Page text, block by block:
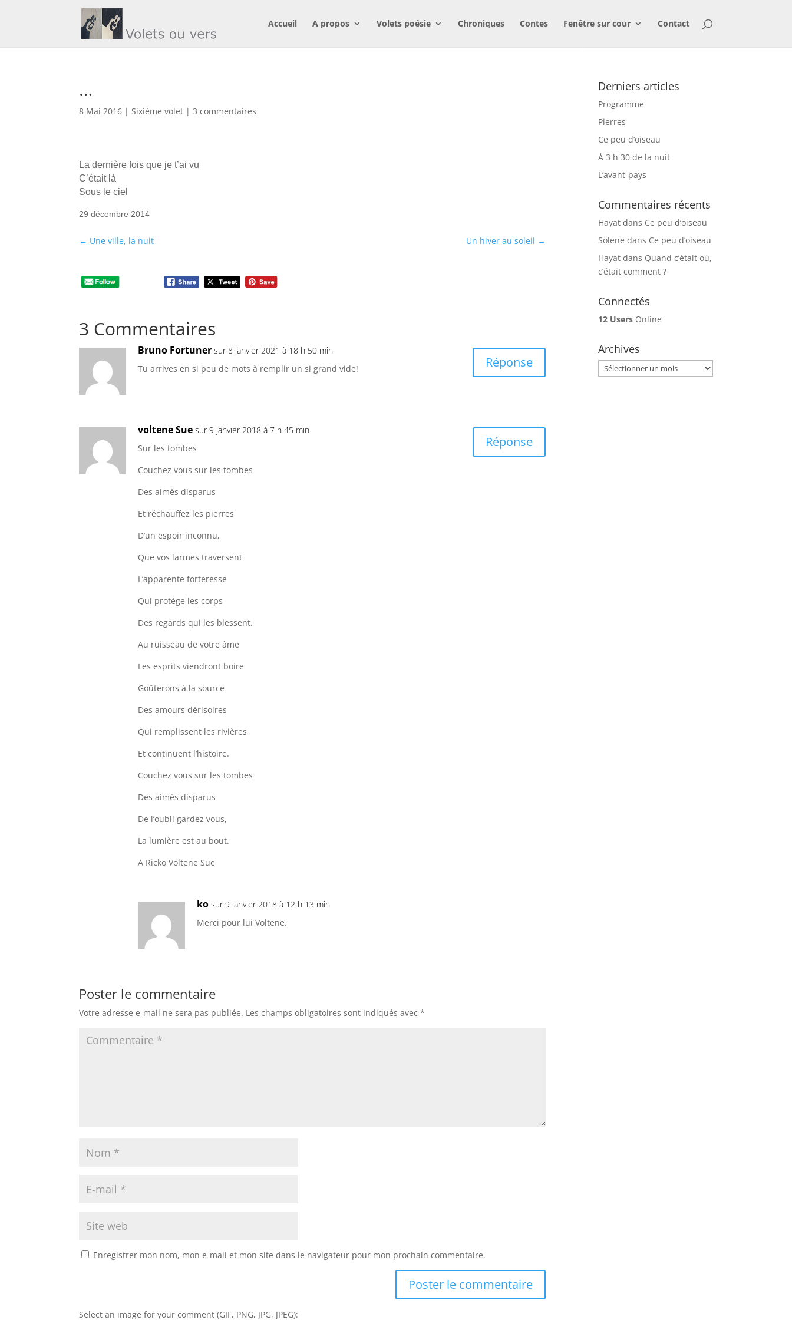
Accueil A propos Volets poésie Chroniques Contes Fenêtre sur cour Contact
…
8 Mai 2016 |Sixième volet |3 commentaires
La dernière fois que je t’ai vu
C’était là
Sous le ciel
29 décembre 2014
← Une ville, la nuit Un hiver au soleil →
3 Commentaires
Bruno Fortuner sur 8 janvier 2021 à 18 h 50 min
Tu arrives en si peu de mots à remplir un si grand vide!
Réponse
voltene Sue sur 9 janvier 2018 à 7 h 45 min
Sur les tombes
Couchez vous sur les tombes
Des aimés disparus
Et réchauffez les pierres
D’un espoir inconnu,
Que vos larmes traversent
L’apparente forteresse
Qui protège les corps
Des regards qui les blessent.
Au ruisseau de votre âme
Les esprits viendront boire
Goûterons à la source
Des amours dérisoires
Qui remplissent les rivières
Et continuent l’histoire.
Couchez vous sur les tombes
Des aimés disparus
De l’oubli gardez vous,
La lumière est au bout.
A Ricko Voltene Sue
Réponse
ko sur 9 janvier 2018 à 12 h 13 min
Merci pour lui Voltene.
Poster le commentaire
Votre adresse e-mail ne sera pas publiée. Les champs obligatoires sont indiqués avec*
Enregistrer mon nom, mon e-mail et mon site dans le navigateur pour mon prochain commentaire.
Select an image for your comment (GIF, PNG, JPG, JPEG):
Derniers articles
Programme
Pierres
Ce peu d’oiseau
À 3 h 30 de la nuit
L’avant-pays
Commentaires récents
Hayat dans Ce peu d’oiseau
Solene dans Ce peu d’oiseau
Hayat dans Quand c’était où,
c’était comment ?
Connectés
12 Users Online
Archives
Archives